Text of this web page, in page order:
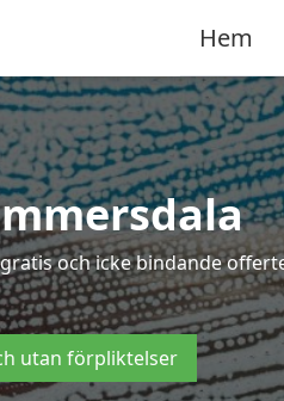
Hem
och icke bindande
utan förpliktelser